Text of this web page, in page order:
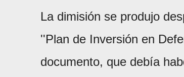
La dimisión se produjo
''Plan de Inversión en
documento, que debía